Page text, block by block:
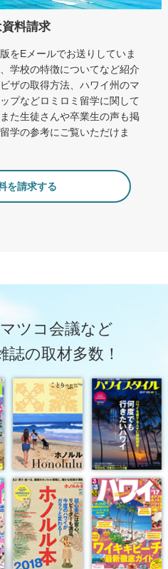
資料請求
をEメールでお送りしていま
学校の特徴についてなど紹介
ザの取得方法、ハワイ州のマ
プなどロミロミ留学に関して
た生徒さんや卒業生の声も掲
学の参考にご覧いただけま
を請求する
ツコ会議など
の取材多数！